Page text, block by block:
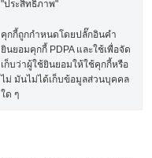
"ประสิทธิภาพ"
คุกกี้ถูกกำหนดโดยปลั๊กอินคำ
ยินยอมคุกกี้ PDPA และใช้เพื่อจัด
เก็บว่าผู้ใช้ยินยอมให้ใช้คุกกี้หรือ
ไม่ มันไม่ได้เก็บข้อมูลส่วนบุคคล
ใด ๆ